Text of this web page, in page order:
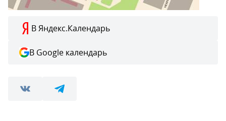
В Яндекс.Календарь
В Google календарь